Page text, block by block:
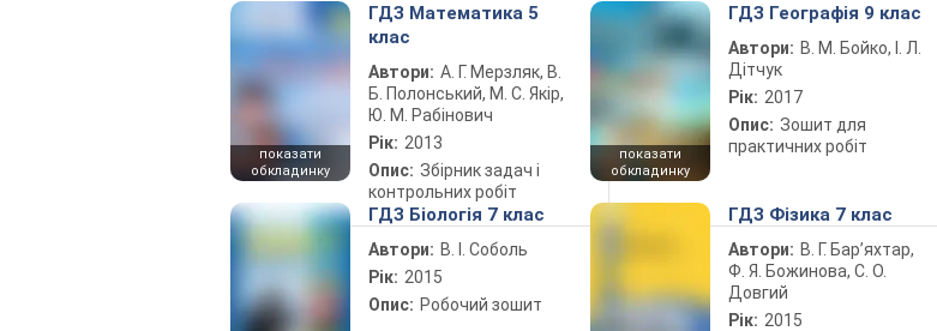
показати
обкладинку
ГДЗ Математика 5
клас
Автори: А. Г. Мерзляк, В.
Б. Полонський, М. С. Якір,
Ю. М. Рабінович
Рік: 2013
Опис: Збірник задач і
контрольних робіт
показати
обкладинку
ГДЗ Географія 9 клас
Автори: В. М. Бойко, І. Л.
Дітчук
Рік: 2017
Опис: Зошит для
практичних робіт
ГДЗ Біологія 7 клас
Автори: В. І. Соболь
Рік: 2015
Опис: Робочий зошит
ГДЗ Фізика 7 клас
Автори: В. Г. Бар’яхтар,
Ф. Я. Божинова, С. О.
Довгий
Рік: 2015